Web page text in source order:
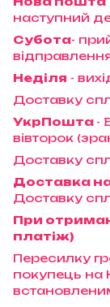
наступний
Субота-
Неділя -
Доставку
УкрПошта -
вівторок
Доставку
Доставка
Доставку
При
платіж)
Пересилку
покупець на